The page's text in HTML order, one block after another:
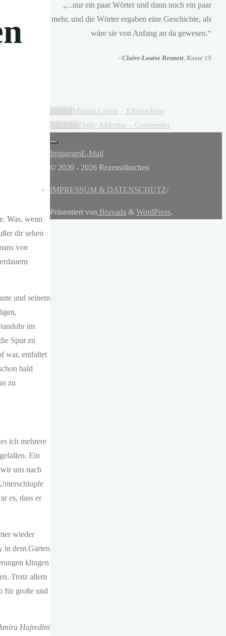
Was, wenn
dir sehen
von
und seinem
im
Spur zu
war, entfaltet
bald
zu
ich mehrere
Ein
uns nach
es, dass er
wieder
in dem Garten
klingen
Trotz allem
für große und
Hajredini
„...nur ein paar Wörter und dann noch ein paar
mehr, und die Wörter ergaben eine Geschichte, als
wäre sie von Anfang an da gewesen.“
- Claire-Louise Bennett, Kasse 19
ZurückMiriam Georg – Elbleuchten
NächsterDolly Alderton – Gespenster
InstagramE-Mail
© 2020 - 2026 Rezensöhnchen
IMPRESSUM & DATENSCHUTZ/
Präsentiert von Bravada & WordPress.